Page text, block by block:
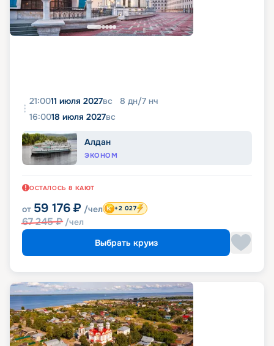
21:0011 июля 2027вс 8 дн/7 нч
16:0018 июля 2027вс
Алдан
ЭКОНОМ
ОСТАЛОСЬ 8 КАЮТ
от 59 176 ₽ /чел
67 245₽ /чел
+2 027
Выбрать круиз